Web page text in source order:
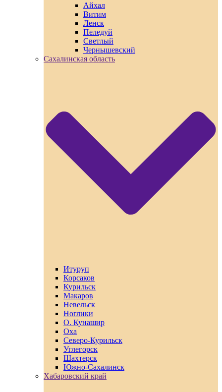
Айхал
Витим
Ленск
Пеледуй
Светлый
Чернышевский
Сахалинская область
Итуруп
Корсаков
Курильск
Макаров
Невельск
Ноглики
О. Кунашир
Оха
Северо-Курильск
Углегорск
Шахтерск
Южно-Сахалинск
Хабаровский край